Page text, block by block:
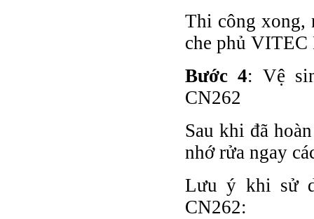
Thi công xong,
che phủ VITEC
Bước 4: Vệ
CN262
Sau khi đã
nhớ rửa ngay
Lưu ý khi sử
CN262: